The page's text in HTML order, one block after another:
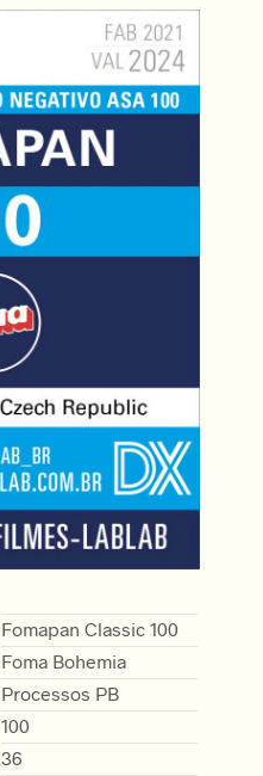
Fomapan Classic 100
Foma Bohemia
Processos PB
100
36